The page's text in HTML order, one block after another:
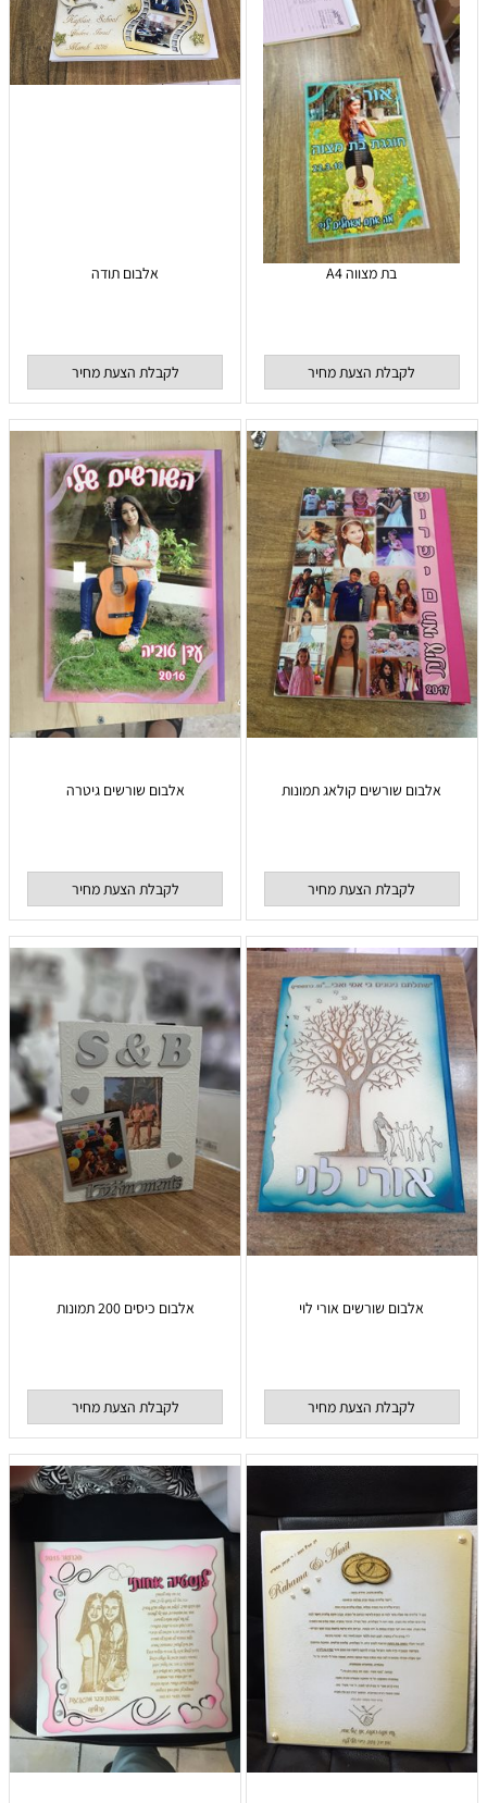
בת מצווה A4
לקבלת הצעת מחיר
אלבום תודה
לקבלת הצעת מחיר
אלבום שורשים קולאג תמונות
לקבלת הצעת מחיר
אלבום שורשים גיטרה
לקבלת הצעת מחיר
אלבום שורשים אורי לוי
לקבלת הצעת מחיר
אלבום כיסים 200 תמונות
לקבלת הצעת מחיר